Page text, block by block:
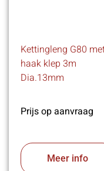
Kettingleng G80
haak klep 3m
Dia.13mm
Prijs op aanvraag
Meer info